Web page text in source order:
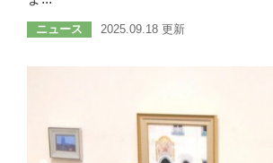
ニュース 2025.09.18 更新